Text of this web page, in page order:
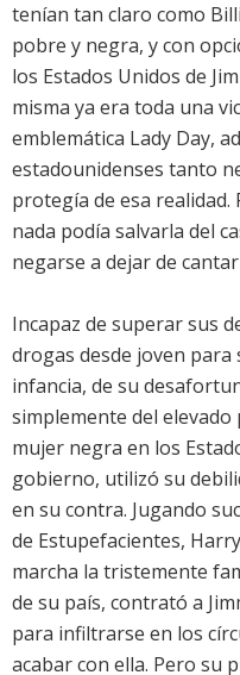
tenían tan claro como
pobre y negra, y con
los Estados Unidos de
misma ya era toda una
emblemática Lady Day,
estadounidenses tanto
protegía de esa
nada podía salvarla del
negarse a dejar de
Incapaz de superar sus
drogas desde joven
infancia, de su
simplemente del
mujer negra en los
gobierno, utilizó su
en su contra. Jugando
de Estupefacientes,
marcha la tristemente
de su país, contrató a
para infiltrarse en los
acabar con ella. Pero su